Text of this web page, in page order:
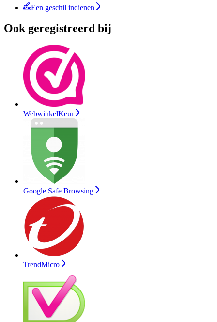
Een geschil indienen
Ook geregistreerd bij
WebwinkelKeur
Google Safe Browsing
TrendMicro